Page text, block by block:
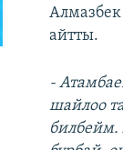
айтты.
-
шайлоо
билбейм.